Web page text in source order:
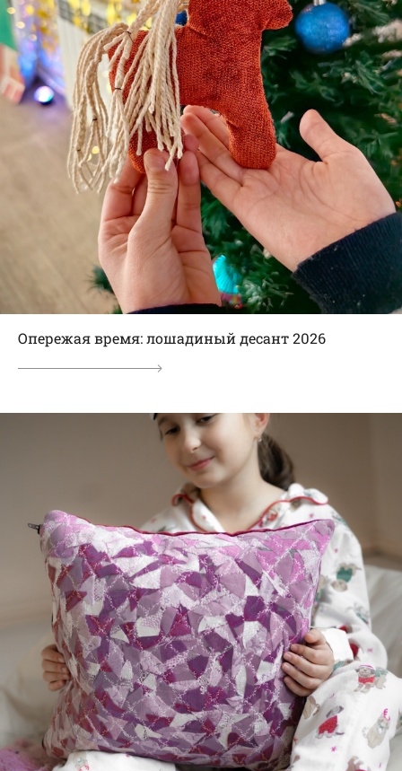
Опережая время: лошадиный десант 2026